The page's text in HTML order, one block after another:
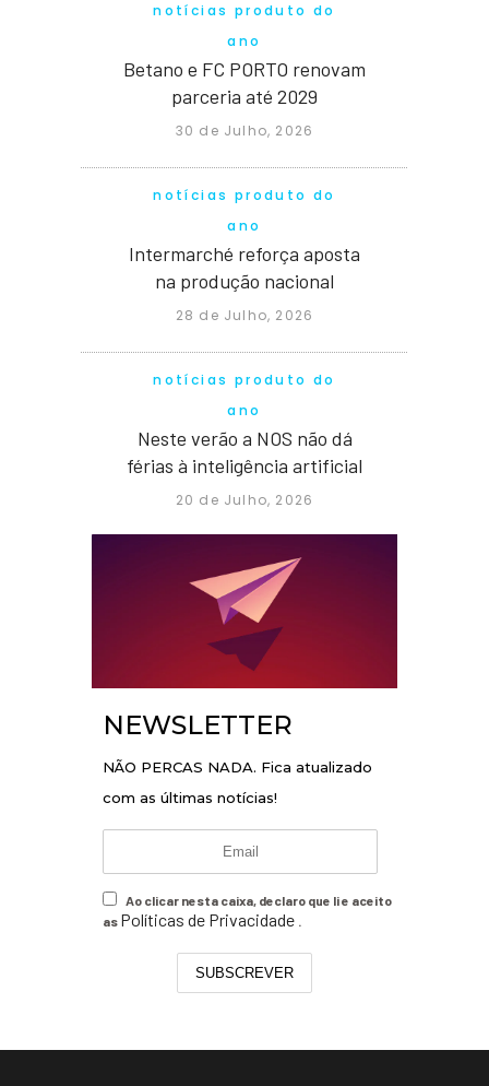
notícias produto do
ano
Betano e FC PORTO renovam
parceria até 2029
30 de Julho, 2026
notícias produto do
ano
Intermarché reforça aposta
na produção nacional
28 de Julho, 2026
notícias produto do
ano
Neste verão a NOS não dá
férias à inteligência artificial
20 de Julho, 2026
NEWSLETTER
NÃO PERCAS NADA. Fica atualizado
com as últimas notícias!
Ao clicar nesta caixa, declaro que li e aceito
as Políticas de Privacidade
SUBSCREVER